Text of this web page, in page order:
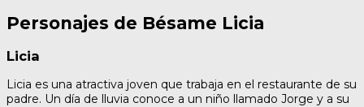
Personajes de Bésame Licia
Licia
Licia es una atractiva joven que trabaja en el restaurante de su
padre. Un día de lluvia conoce a un niño llamado Jorge y a su